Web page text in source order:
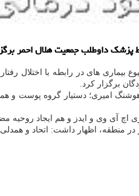
پزشك داوطلب جمعیت هلال احمر
بیماری های در رابطه با اختلال
برگزار كرد.
امیری؛ دستیار گروه پوست و
اچ آی وی و ایدز و هم ایجاد روحیه
در منطقه، اظهار داشت: اتحاد و